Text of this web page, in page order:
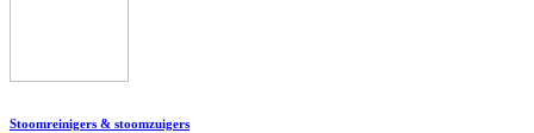
Stoomreinigers & stoomzuigers